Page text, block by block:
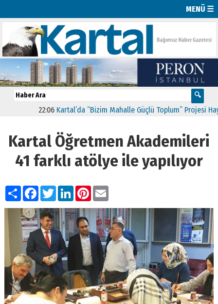
MENÜ ☰
Kartal’da “Bizim Mahalle Güçlü Toplum” Projesi Hayata
Kartal Öğretmen Akademileri
41 farklı atölye ile yapılıyor
PaylaşFacebook
TwitterLinkedIn
Pinterest
Email